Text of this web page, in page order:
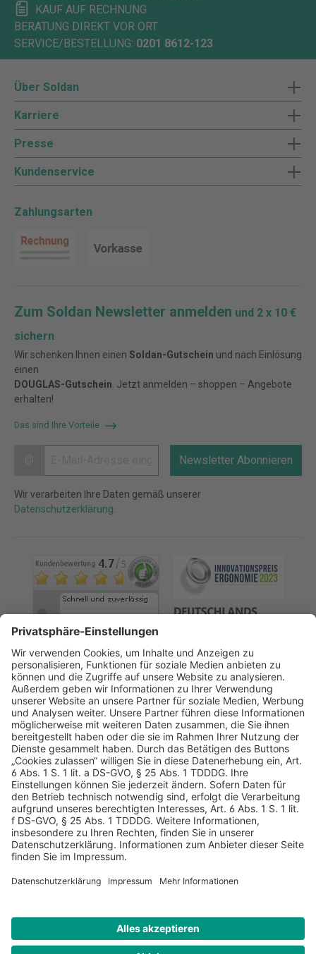
KAUF AUF RECHNUNG
BERATUNG DIREKT VOR ORT
SERVICE/BESTELLUNG: 0201 8612-123
Über Soldan
Karriere
Presse
Kundenservice
Zahlungsarten
Zum Soldan Newsletter anmelden und 2 x 10 €
sichern
Wir schenken Ihnen einen Soldan-Gutschein und nach Einlösung
einen
DOUGLAS-Gutschein . Jetzt anmelden – shoppen – Angebote
erhalten!
Das sind Ihre Vorteile
Newsletter Abonnieren
Wir verarbeiten Ihre Daten gemäß unserer
Datenschutzerklärung
AGB Datenschutz
Impressum
Sicherheitshinweis
Compliance
Netto-Preise zzgl. gesetzlich gültiger MwSt., zzgl.